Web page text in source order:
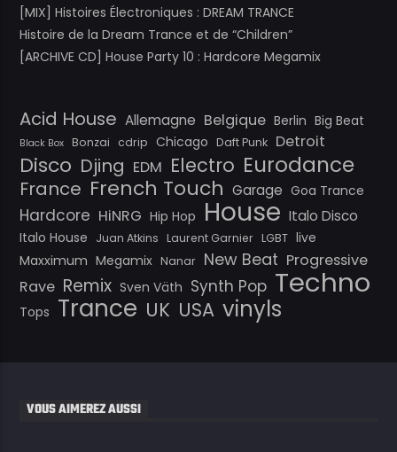
[MIX] Histoires Électroniques : DREAM TRANCE
Histoire de la Dream Trance et de “Children”
[ARCHIVE CD] House Party 10 : Hardcore Megamix
Acid House Allemagne Belgique Berlin Big Beat
Black Box Bonzai cdrip Chicago Daft Punk Detroit
Disco Djing EDM Electro Eurodance
France French Touch Garage Goa Trance
Hardcore HiNRG Hip Hop House Italo Disco
Italo House Juan Atkins Laurent Garnier LGBT live
Maxximum Megamix Nanar New Beat Progressive
Rave Remix Sven Väth Synth Pop Techno
Tops Trance UK USA vinyls
VOUS AIMEREZ AUSSI